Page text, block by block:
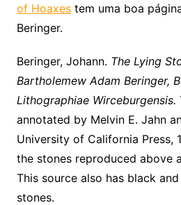
of Hoaxestem uma boa
Beringer.
Beringer, Johann. The Lying
Bartholemew Adam Beringer,
Lithographiae Wirceburgensis.
annotated by Melvin E. Jahn
University of California Press,
the stones reproduced above
This source also has black
stones.